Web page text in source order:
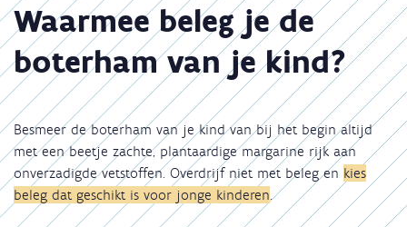
Waarmee beleg je de
boterham van je kind?
Besmeer de boterham van je kind van bij het begin altijd
met een beetje zachte, plantaardige margarine rijk aan
onverzadigde vetstoffen. Overdrijf niet met beleg en kies
beleg dat geschikt is voor jonge kinderen